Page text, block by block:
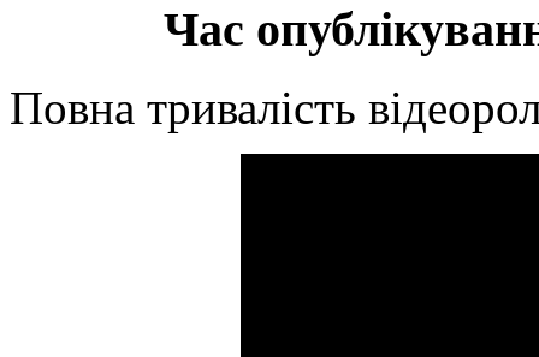
Час
Повна тривалість